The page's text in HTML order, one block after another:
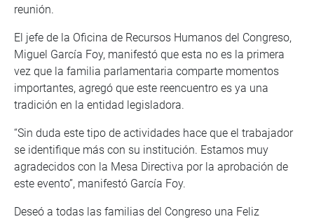
reunión.
El jefe de la Oficina de Recursos Humanos del Congreso,
Miguel García Foy, manifestó que esta no es la primera
vez que la familia parlamentaria comparte momentos
importantes, agregó que este reencuentro es ya una
tradición en la entidad legisladora.
“Sin duda este tipo de actividades hace que el trabajador
se identifique más con su institución. Estamos muy
agradecidos con la Mesa Directiva por la aprobación de
este evento”, manifestó García Foy.
Deseó a todas las familias del Congreso una Feliz